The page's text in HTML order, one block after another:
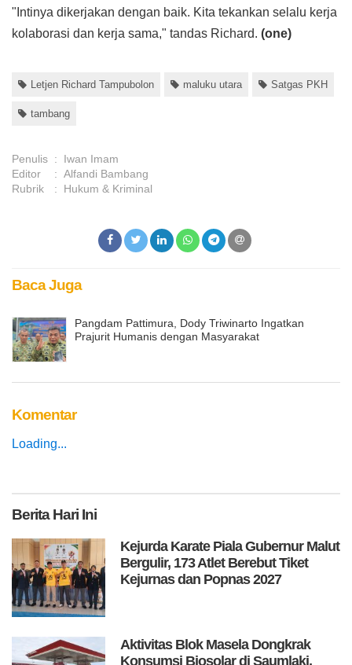
"Intinya dikerjakan dengan baik. Kita tekankan selalu kerja
kolaborasi dan kerja sama," tandas Richard. (one)
Letjen Richard Tampubolon maluku utara Satgas PKH
tambang
Penulis :
Iwan Imam
Editor
: Alfandi Bambang
Rubrik
: Hukum & Kriminal
Baca Juga
Pangdam Pattimura, Dody Triwinarto Ingatkan
Prajurit Humanis dengan Masyarakat
Komentar
Loading...
BeritaHari Ini
Kejurda Karate Piala Gubernur Malut
Bergulir, 173 Atlet Berebut Tiket
Kejurnas dan Popnas 2027
Aktivitas Blok Masela Dongkrak
Konsumsi Biosolar di Saumlaki,